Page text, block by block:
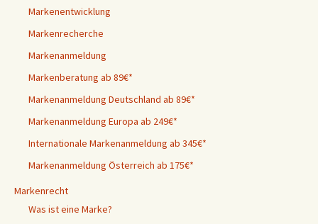
Markenentwicklung
Markenrecherche
Markenanmeldung
Markenberatung ab 89€*
Markenanmeldung Deutschland ab 89€*
Markenanmeldung Europa ab 249€*
Internationale Markenanmeldung ab 345€*
Markenanmeldung Österreich ab 175€*
Markenrecht
Was ist eine Marke?